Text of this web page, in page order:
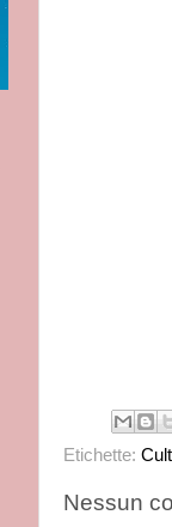
Etichette:
Nessun